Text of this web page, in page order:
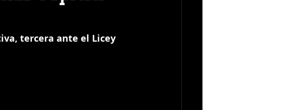
tercera ante el Licey